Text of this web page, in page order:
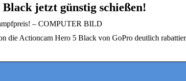
jetzt günstig schießen!
– COMPUTER BILD
die Actioncam Hero 5 Black von GoPro deutlich